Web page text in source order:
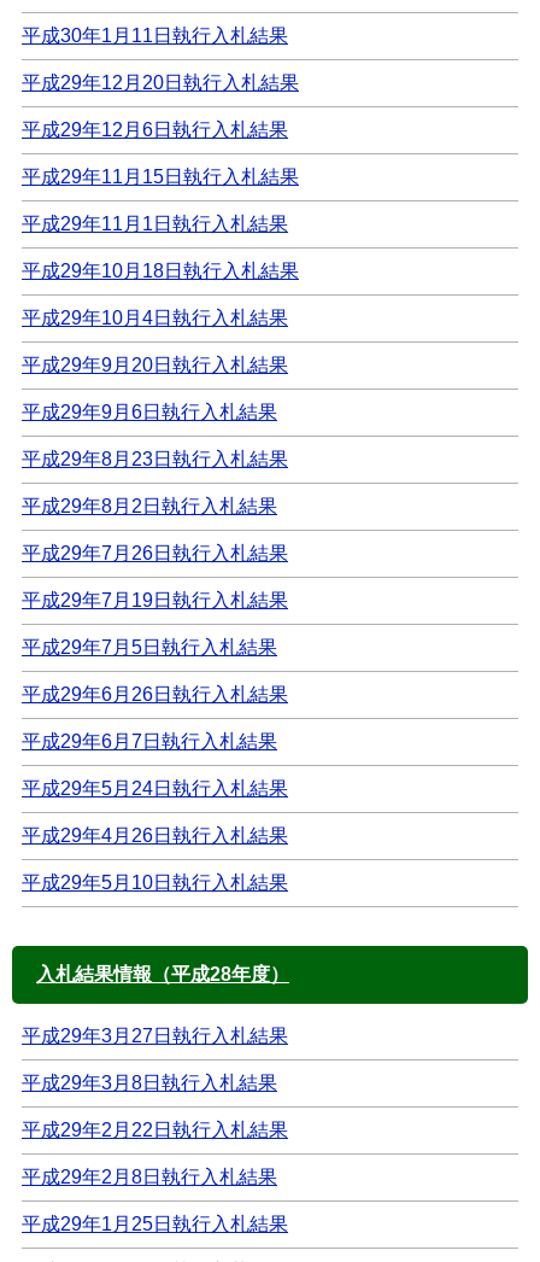
平成30年1月11日執行入札結果
平成29年12月20日執行入札結果
平成29年12月6日執行入札結果
平成29年11月15日執行入札結果
平成29年11月1日執行入札結果
平成29年10月18日執行入札結果
平成29年10月4日執行入札結果
平成29年9月20日執行入札結果
平成29年9月6日執行入札結果
平成29年8月23日執行入札結果
平成29年8月2日執行入札結果
平成29年7月26日執行入札結果
平成29年7月19日執行入札結果
平成29年7月5日執行入札結果
平成29年6月26日執行入札結果
平成29年6月7日執行入札結果
平成29年5月24日執行入札結果
平成29年4月26日執行入札結果
平成29年5月10日執行入札結果
入札結果情報（平成28年度）
平成29年3月27日執行入札結果
平成29年3月8日執行入札結果
平成29年2月22日執行入札結果
平成29年2月8日執行入札結果
平成29年1月25日執行入札結果